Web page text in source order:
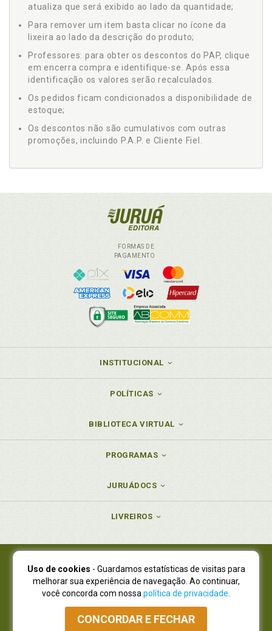
atualiza que será exibido ao lado da quantidade;
Para remover um item basta clicar no ícone da
lixeira ao lado da descrição do produto;
Professores: para obter os descontos do PAP, clique
em encerra compra e identifique-se. Após essa
identificação os valores serão recalculados.
Os pedidos ficam condicionados a disponibilidade de
estoque;
Os descontos não são cumulativos com outras
promoções, incluindo P.A.P. e Cliente Fiel.
FORMAS DE
PAGAMENTO
INSTITUCIONAL
POLÍTICAS
BIBLIOTECA VIRTUAL
PROGRAMAS
JURUÁDOCS
LIVREIROS
Juruá Editora Ltda., CNPJ 77.535.508/0001-19
Juruá Informática Ltda., CNPJ 01.701.561/0001-80
NOVO ENDEREÇO:R. Flávio Dallegrave, 7665, São Lourenço |
Curitiba - Paraná - CEP 82210-310
Atendimento: (41) 4009-3900|Vendas Atacado: (41) 4009-3939
Uso de cookies - Guardamos estatísticas de visitas para
melhorar sua experiência de navegação. Ao continuar,
você concorda com nossa política de privacidade
CONCORDAR E FECHAR